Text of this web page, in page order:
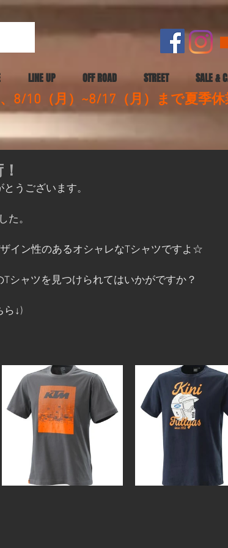
LINE UP OFF ROAD STREET SALE &
8/10（月）~8/17（月）まで夏季
うございます。
た。
イン性のあるオシャレなTシャツですよ☆
シャツを見つけられてはいかがですか？
ら↓)